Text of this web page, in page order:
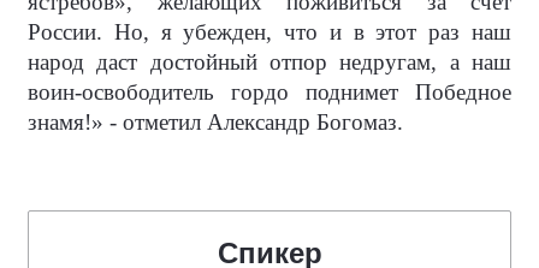
России. Но, я убежден, что и в этот раз наш
народ даст достойный отпор недругам, а наш
воин-освободитель гордо поднимет Победное
знамя!» - отметил Александр Богомаз.
Спикер